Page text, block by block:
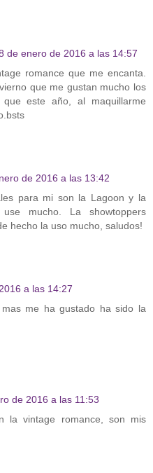
de enero de 2016 a las 14:57
romance que me encanta.
que me gustan mucho los
este año, al maquillarme
de 2016 a las 13:42
para mi son la Lagoon y la
mucho. La showtoppers
hecho la uso mucho, saludos!
a las 14:27
me ha gustado ha sido la
de 2016 a las 11:53
la vintage romance, son mis